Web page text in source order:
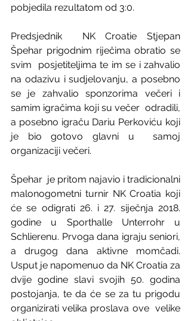
pobjedila rezultatom od 3:0.
Predsjednik  NK Croatie Stjepan
Špehar prigodnim riječima obratio se
svim  posjetiteljima te im se i zahvalio
na odazivu i sudjelovanju, a posebno
se je zahvalio sponzorima večeri i
samim igračima koji su večer  odradili,
a posebno igraču Dariu Perkoviću koji
je bio gotovo glavni u  samoj
organizaciji večeri.
Špehar  je pritom najavio i tradicionalni
malonogometni turnir NK Croatia koji
će se odigrati 26. i 27. siječnja 2018.
godine u Sporthalle Unterrohr u
Schlierenu. Prvoga dana igraju seniori,
a drugog dana aktivne momčadi.
Usput je napomenuo da NK Croatia za
dvije godine slavi svojih 50. godina
postojanja, te da će se za tu prigodu
organizirati velika proslava ove  velike